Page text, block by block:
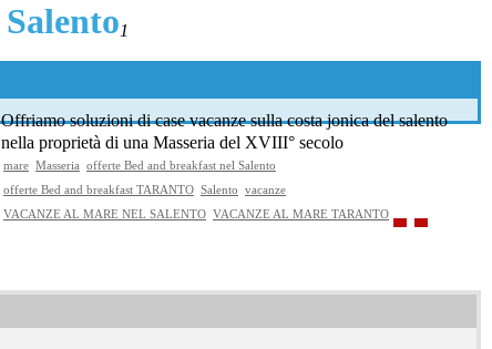
1
Offriamo soluzioni di case vacanze sulla costa jonica del salento
nella proprietà di una Masseria del XVIII° secolo
mare Masseria offerte Bed and breakfast nel Salento
offerte Bed and breakfast TARANTO Salento vacanze
VACANZE AL MARE NEL SALENTO VACANZE AL MARE TARANTO